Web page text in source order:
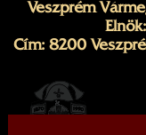
Veszprém
Cím: 8200